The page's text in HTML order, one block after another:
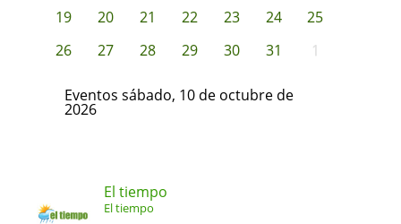
19
20 21 22 23 24
25
26
27 28 29 30 31 1
Eventos sábado, 10 de octubre de
2026
El tiempo
El tiempo